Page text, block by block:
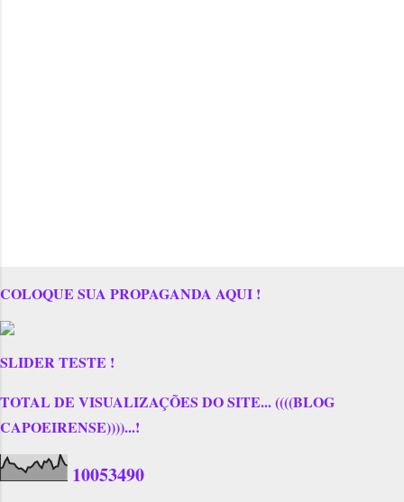
COLOQUE SUA PROPAGANDA AQUI !
SLIDER TESTE !
TOTAL DE VISUALIZAÇÕES DO SITE... ((((BLOG
CAPOEIRENSE))))...!
10053490